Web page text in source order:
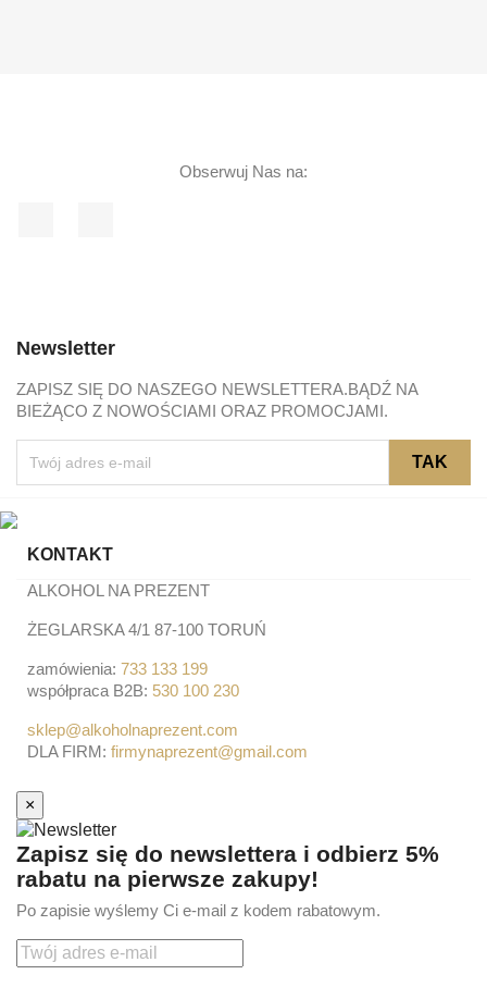
Obserwuj Nas na:
Newsletter
ZAPISZ SIĘ DO NASZEGO NEWSLETTERA.BĄDŹ NA
BIEŻĄCO Z NOWOŚCIAMI ORAZ PROMOCJAMI.
KONTAKT
ALKOHOL NA PREZENT
ŻEGLARSKA 4/1 87-100 TORUŃ
zamówienia: 733 133 199
współpraca B2B: 530 100 230
sklep@alkoholnaprezent.com
DLA FIRM: firmynaprezent@gmail.com
×
Zapisz się do newslettera i odbierz 5%
rabatu na pierwsze zakupy!
Po zapisie wyślemy Ci e-mail z kodem rabatowym.